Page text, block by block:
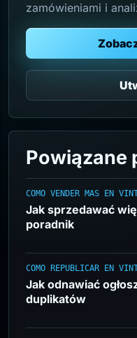
zamówieniami i
Powiązane
COMO VENDER MAS EN
Jak sprzedawać
poradnik
COMO REPUBLICAR EN
Jak odnawiać
duplikatów